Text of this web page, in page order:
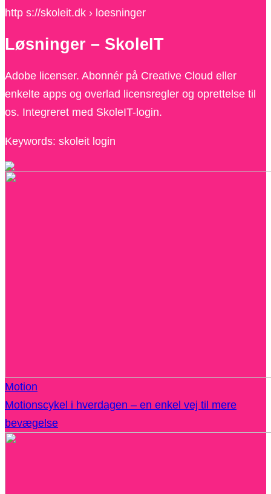
http s://skoleit.dk › loesninger
Løsninger – SkoleIT
Adobe licenser. Abonnér på Creative Cloud eller
enkelte apps og overlad licensregler og oprettelse til
os. Integreret med SkoleIT-login.
Keywords: skoleit login
Motion
Motionscykel i hverdagen – en enkel vej til mere
bevægelse